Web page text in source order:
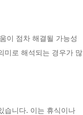
이 점차 해결될 가능성
미로 해석되는 경우가 많
습니다. 이는 휴식이나